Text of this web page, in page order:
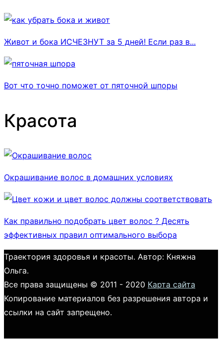
Живот и бока ИСЧЕЗНУТ за 5 дней! Если раз в...
Вот что точно поможет от пяточной шпоры
Красота
Окрашивание волос в домашних условиях
Как правильно подобрать цвет волос ? Десять
эффективных правил оптимального выбора
Траектория здоровья и красоты. Автор: Княжна
Ольга.
Все права защищены © 2011 - 2020 Карта сайта
Копирование материалов без разрешения автора и
ссылки на сайт запрещено.